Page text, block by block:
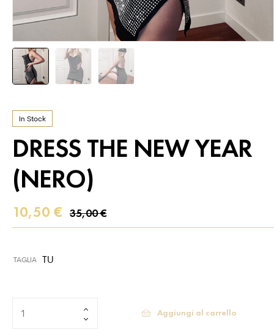
In Stock
DRESS THE NEW YEAR
(NERO)
35,00€
10,50 €
TAGLIA TU
Aggiungi al carrello